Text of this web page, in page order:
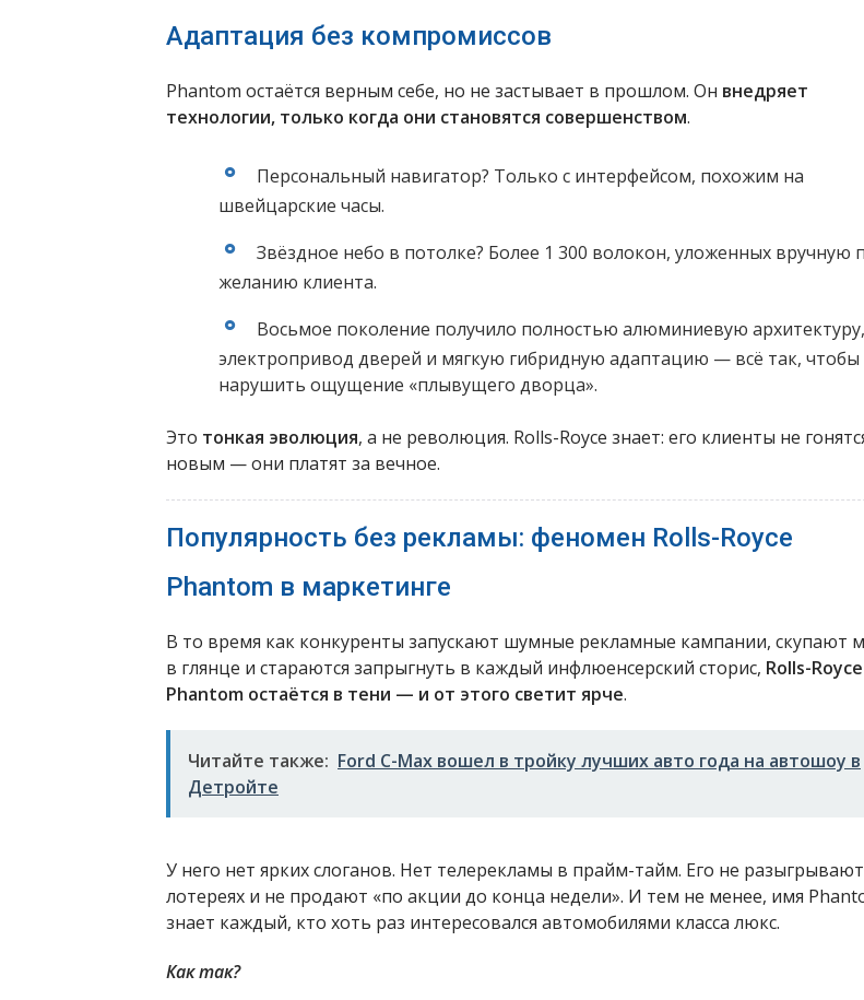
Адаптация без компромиссов
Phantom остаётся верным себе, но не застывает в прошлом. Он внедряет
технологии, только когда они становятся совершенством.
Персональный навигатор? Только с интерфейсом, похожим на
швейцарские часы.
Звёздное небо в потолке? Более 1 300 волокон, уложенных вручную
желанию клиента.
Восьмое поколение получило полностью алюминиевую архитектуру,
электропривод дверей и мягкую гибридную адаптацию — всё так, чтобы
нарушить ощущение «плывущего дворца».
Это тонкая эволюция, а не революция. Rolls-Royce знает: его клиенты не
новым — они платят за вечное.
Популярность без рекламы: феномен Rolls-Royce
Phantom в маркетинге
В то время как конкуренты запускают шумные рекламные кампании, скупают
в глянце и стараются запрыгнуть в каждый инфлюенсерский сторис, Rolls-Royce
Phantom остаётся в тени — и от этого светит ярче.
Читайте также: Ford C-Max вошел в тройку лучших авто года на автошоу в
Детройте
У него нет ярких слоганов. Нет телерекламы в прайм-тайм. Его не
лотереях и не продают «по акции до конца недели». И тем не менее, имя
знает каждый, кто хоть раз интересовался автомобилями класса люкс.
Как так?